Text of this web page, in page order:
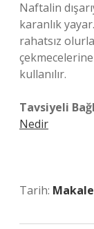
Naftalin
karanlık
rahatsız
kullanılır.
Tavsiyeli
Nedir
Tarih: